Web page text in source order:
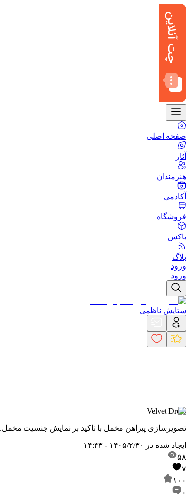
صفحه اصلی
آثار
هنرمندان
آکادمی
فروشگاه
باکس
بلاگ
ورود
ورود
ستایش ناظمی
Velvet Dress
تصویرسازی پیراهن مخمل با تاکید بر نمایش جنسیت مخمل.
ایجاد شده در
۱۴۰۵/۲/۳۰ - ۱۴:۴۳
۵۸
۷
۱۰۰
۰